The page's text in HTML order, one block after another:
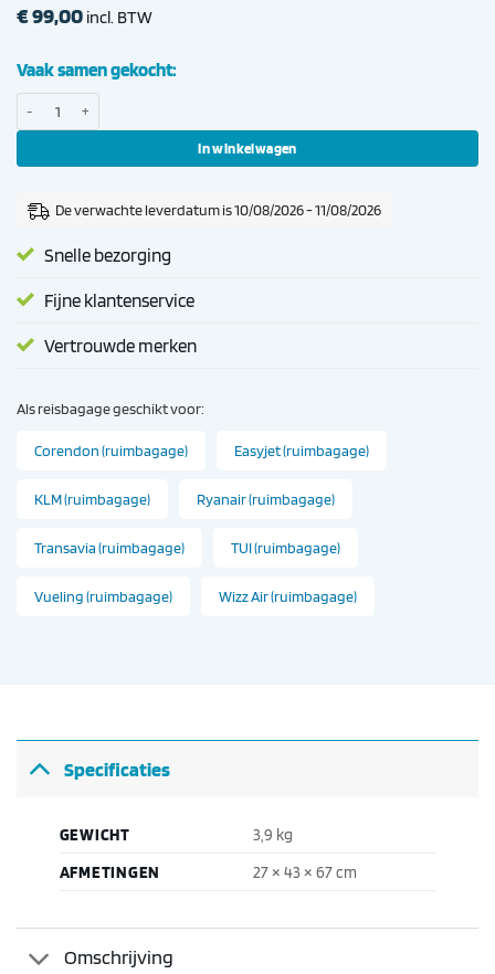
€99,00 incl. BTW
Vaak samen gekocht:
In winkelwagen
De verwachte leverdatum is 10/08/2026 - 11/08/2026
Snelle bezorging
Fijne klantenservice
Vertrouwde merken
Als reisbagage geschikt voor:
Corendon (ruimbagage) Easyjet (ruimbagage)
KLM (ruimbagage) Ryanair (ruimbagage)
Transavia (ruimbagage) TUI (ruimbagage)
Vueling (ruimbagage) Wizz Air (ruimbagage)
Specificaties
GEWICHT
3,9 kg
AFMETINGEN
27 × 43 × 67 cm
Omschrijving